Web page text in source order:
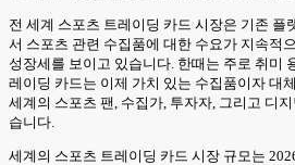
전 세계 스포츠 트레이딩 카드 시장은 기존 플
서 스포츠 관련 수집품에 대한 수요가 지속적
성장세를 보이고 있습니다. 한때는 주로 취미
레이딩 카드는 이제 가치 있는 수집품이자 대
세계의 스포츠 팬, 수집가, 투자자, 그리고 디
습니다.
세계의 스포츠 트레이딩 카드 시장 규모는